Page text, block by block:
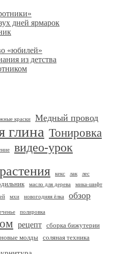
дней ярмарок
«юбилей»
из детства
краски Медный провод
глина Тонировка
видео-урок
кекс лак
лес
масло для дерева мика-шифт
мхи новогодняя ёлка обзор
полировка
рецепт сборка бижутерии
молды соляная техника